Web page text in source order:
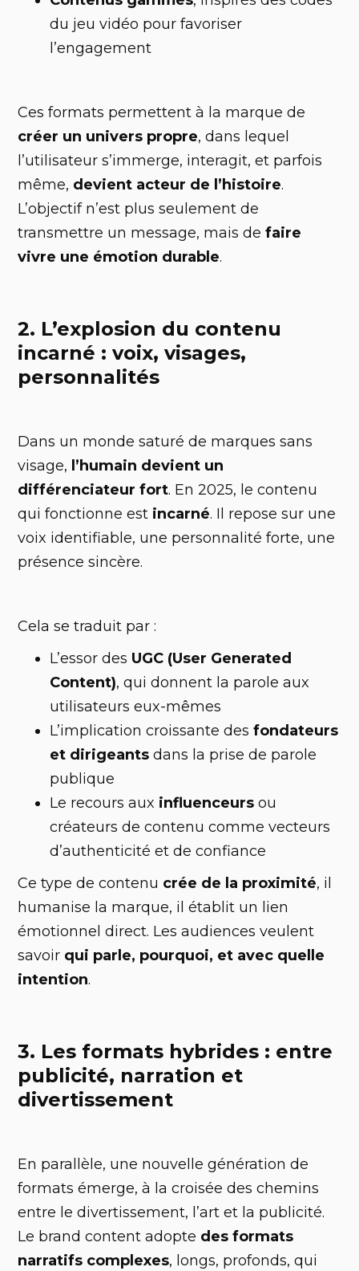
du jeu vidéo pour favoriser
l’engagement
Ces formats permettent à la marque de
créer un univers propre, dans lequel
l’utilisateur s’immerge, interagit, et parfois
même, devient acteur de l’histoire.
L’objectif n’est plus seulement de
transmettre un message, mais defaire
vivre une émotion durable.
2. L’explosion du contenu
incarné : voix, visages,
personnalités
Dans un monde saturé de marques sans
visage, l’humain devient un
différenciateur fort. En 2025, le contenu
qui fonctionne est incarné. Il repose sur une
voix identifiable, une personnalité forte, une
présence sincère.
Cela se traduit par :
L’essor des UGC (User Generated
Content), qui donnent la parole aux
utilisateurs eux-mêmes
L’implication croissante desfondateurs
et dirigeants dans la prise de parole
publique
Le recours aux influenceurs ou
créateurs de contenu comme vecteurs
d’authenticité et de confiance
Ce type de contenu crée de la proximité, il
humanise la marque, il établit un lien
émotionnel direct. Les audiences veulent
savoir qui parle, pourquoi, et avec quelle
intention.
3. Les formats hybrides : entre
publicité, narration et
divertissement
En parallèle, une nouvelle génération de
formats émerge, à la croisée des chemins
entre le divertissement, l’art et la publicité.
Le brand content adopte des formats
narratifs complexes, longs, profonds, qui